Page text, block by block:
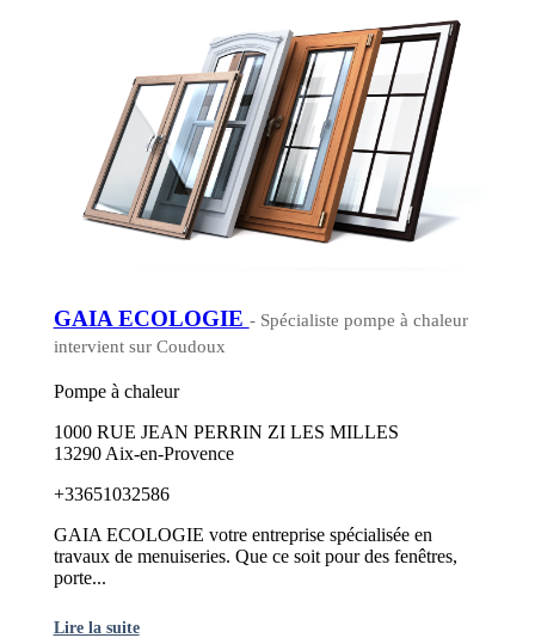
GAIA ECOLOGIE - Spécialiste pompe à chaleur
intervient sur Coudoux
Pompe à chaleur
1000 RUE JEAN PERRIN ZI LES MILLES
13290 Aix-en-Provence
+33651032586
GAIA ECOLOGIE votre entreprise spécialisée en
travaux de menuiseries. Que ce soit pour des fenêtres,
porte...
Lire la suite